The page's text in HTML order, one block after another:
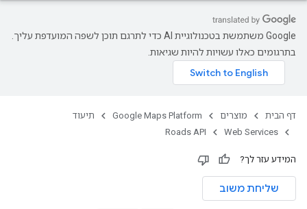
‫Google משתמשת בטכנולוגיית AI כדי לתרגם תוכן לשפה המועדפת עליך.
בתרגומים כאלו עשויות להיות שגיאות.
דף הבית מוצרים Google Maps Platform
תיעוד
Web Services
Roads API
המידע עזר לך?
שליחת משוב